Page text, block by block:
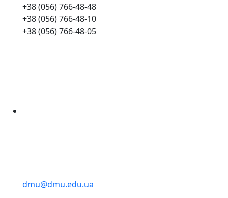
+38 (056) 766-48-48
+38 (056) 766-48-10
+38 (056) 766-48-05
dmu@dmu.edu.ua